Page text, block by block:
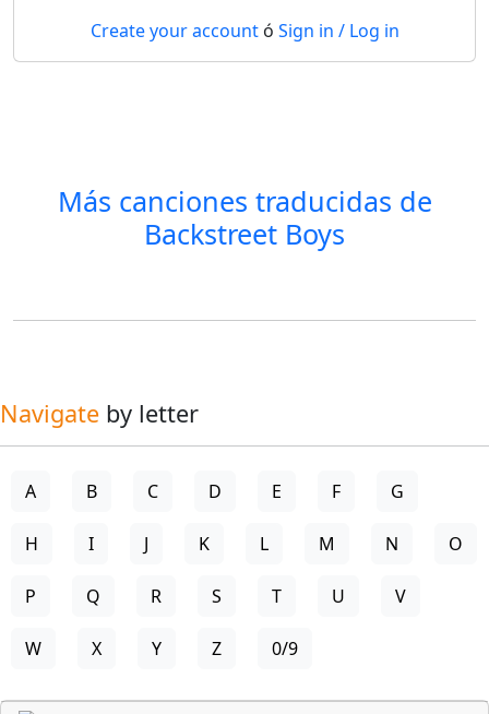
Create your account ó Sign in / Log in
Más canciones traducidas de
Backstreet Boys
Navigate by letter
A B C D E F G
H I J K L M N O
P Q R S T U V
W X Y Z 0/9